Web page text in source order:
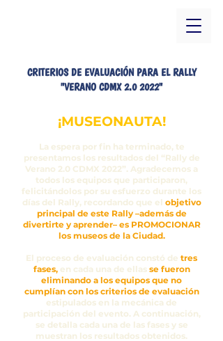
CRITERIOS DE EVALUACIÓN PARA EL RALLY
"VERANO CDMX 2.0 2022"
¡MUSEONAUTA!
La espera por fin ha terminado, te
presentamos los resultados del “Rally de
Verano 2.0 CDMX 2022”. Agradecemos a
todos los equipos que participaron,
felicitándolos por su esfuerzo durante los
días del Rally, recordando que el objetivo
principal de este Rally –además de
divertirte y aprender– es PROMOCIONAR
los museos de la Ciudad.
El proceso de evaluación constó de tres
fases,en cada una de ellasse fueron
eliminando a los equipos que no
cumplían con los criterios de evaluación
estipulados en la mecánica de
participación del evento. A continuación,
se detalla cada una de las fases y se
muestran los resultados obtenidos.